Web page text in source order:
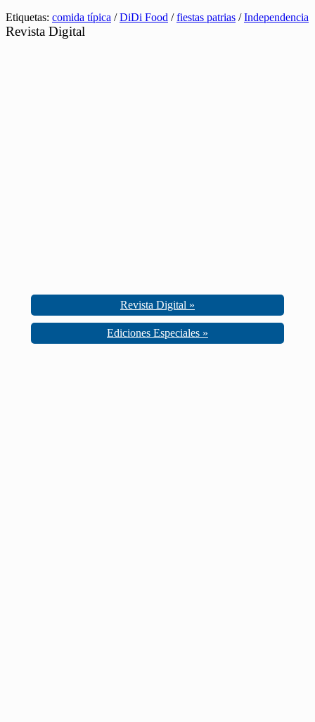
Etiquetas: comida típica /DiDi Food /fiestas patrias /Independencia
Revista Digital
Revista Digital »
Ediciones Especiales »